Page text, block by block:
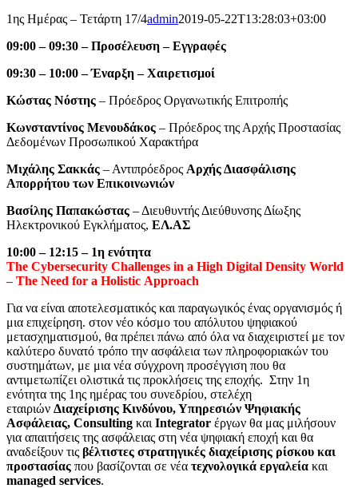
1ης Ημέρας – Τετάρτη 17/4admin2019-05-22T13:28:03+03:00
09:00 – 09:30 – Προσέλευση – Εγγραφές
09:30 – 10:00 – Έναρξη – Χαιρετισμοί
Κώστας Νόστης – Πρόεδρος Οργανωτικής Επιτροπής
Κωνσταντίνος Μενουδάκος – Πρόεδρος της Αρχής Προστασίας
Δεδομένων Προσωπικού Χαρακτήρα
Μιχάλης Σακκάς – Αντιπρόεδρος Αρχής Διασφάλισης
Απορρήτου των Επικοινωνιών
Βασίλης Παπακώστας – Διευθυντής Διεύθυνσης Δίωξης
Ηλεκτρονικού Εγκλήματος, ΕΛ.ΑΣ
10:00 – 12:15 – 1η ενότητα
The Cybersecurity Challenges in a High Digital Density World
–The Need for a Holistic Approach
Για να είναι αποτελεσματικός και παραγωγικός ένας οργανισμός ή
μια επιχείρηση. στον νέο κόσμο του απόλυτου ψηφιακού
μετασχηματισμού, θα πρέπει πάνω από όλα να διαχειριστεί με τον
καλύτερο δυνατό τρόπο την ασφάλεια των πληροφοριακών του
συστημάτων, με μια νέα σύγχρονη προσέγγιση που θα
αντιμετωπίζει ολιστικά τις προκλήσεις της εποχής. Στην 1η
ενότητα της 1ης ημέρας του συνεδρίου, στελέχη
εταιριών Διαχείρισης Κινδύνου, Υπηρεσιών Ψηφιακής
Ασφάλειας, Consulting και Integrator έργων θα μας μιλήσουν
για απαιτήσεις της ασφάλειας στη νέα ψηφιακή εποχή και θα
αναδείξουν τις βέλτιστες στρατηγικές διαχείρισης ρίσκου και
προστασίας που βασίζονται σε νέα τεχνολογικά εργαλεία και
managed services.